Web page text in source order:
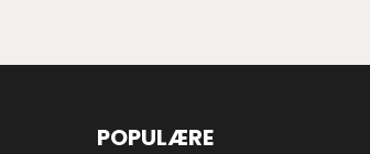
POPULÆRE